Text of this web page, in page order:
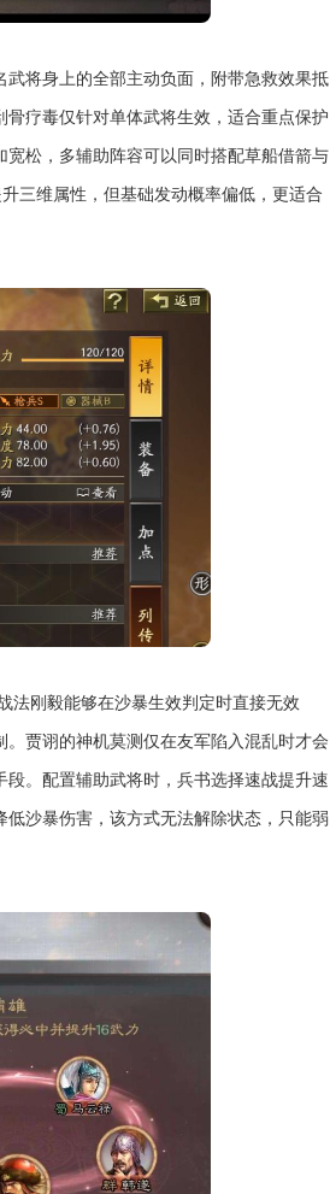
将身上的全部主动负面，附带急救效果抵
疗毒仅针对单体武将生效，适合重点保护
松，多辅助阵容可以同时搭配草船借箭与
三维属性，但基础发动概率偏低，更适合
法刚毅能够在沙暴生效判定时直接无效
贾诩的神机莫测仅在友军陷入混乱时才会
。配置辅助武将时，兵书选择速战提升速
沙暴伤害，该方式无法解除状态，只能弱